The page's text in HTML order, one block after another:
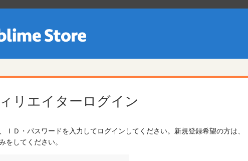
リエイターログイン
ＩＤ・パスワードを入力してログインしてください。新規登録希望の方は、
をしてください。